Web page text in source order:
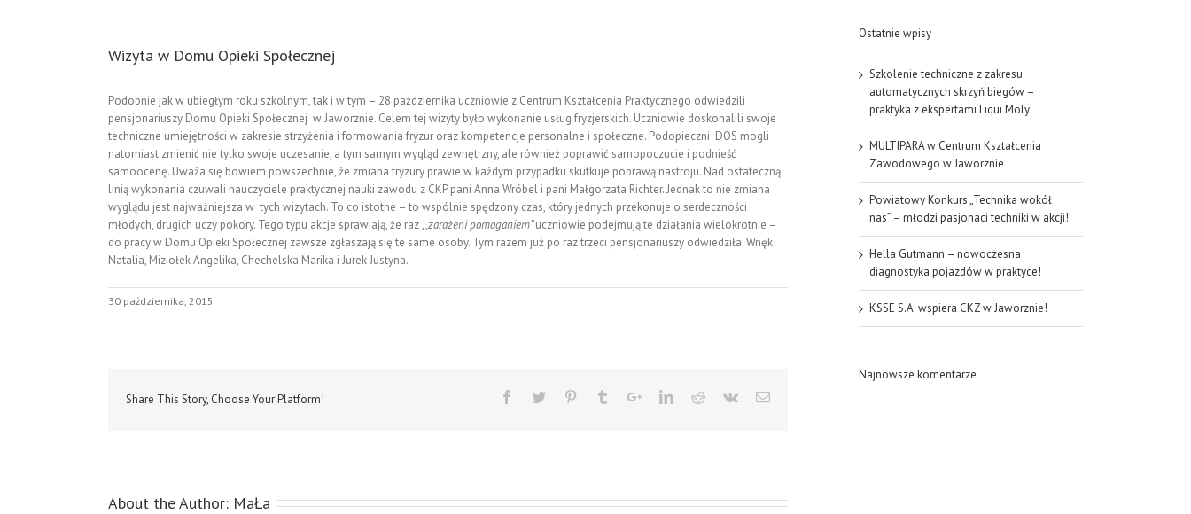
Wizyta w Domu Opieki Społecznej
Podobnie jak w ubiegłym roku szkolnym, tak i w tym – 28 października uczniowie z Centrum Kształcenia Praktycznego odwiedzili
pensjonariuszy Domu Opieki Społecznej w Jaworznie. Celem tej wizyty było wykonanie usług fryzjerskich. Uczniowie doskonalili swoje
techniczne umiejętności w zakresie strzyżenia i formowania fryzur oraz kompetencje personalne i społeczne. Podopieczni DOS mogli
natomiast zmienić nie tylko swoje uczesanie, a tym samym wygląd zewnętrzny, ale również poprawić samopoczucie i podnieść
samoocenę. Uważa się bowiem powszechnie, że zmiana fryzury prawie w każdym przypadku skutkuje poprawą nastroju. Nad ostateczną
linią wykonania czuwali nauczyciele praktycznej nauki zawodu z CKP pani Anna Wróbel i pani Małgorzata Richter. Jednak to nie zmiana
wyglądu jest najważniejsza w tych wizytach. To co istotne – to wspólnie spędzony czas, który jednych przekonuje o serdeczności
młodych, drugich uczy pokory. Tego typu akcje sprawiają, że raz ,,zarażeni pomaganiem”uczniowie podejmują te działania wielokrotnie –
do pracy w Domu Opieki Społecznej zawsze zgłaszają się te same osoby. Tym razem już po raz trzeci pensjonariuszy odwiedziła: Wnęk
Natalia, Miziołek Angelika, Chechelska Marika i Jurek Justyna.
30 października, 2015
Share This Story, Choose Your Platform!
About the Author: MaŁa
Ostatnie wpisy
Szkolenie techniczne z zakresu
automatycznych skrzyń biegów –
praktyka z ekspertami Liqui Moly
MULTIPARA w Centrum Kształcenia
Zawodowego w Jaworznie
Powiatowy Konkurs „Technika wokół
nas” – młodzi pasjonaci techniki w akcji!
Hella Gutmann – nowoczesna
diagnostyka pojazdów w praktyce!
KSSE S.A. wspiera CKZ w Jaworznie!
Najnowsze komentarze